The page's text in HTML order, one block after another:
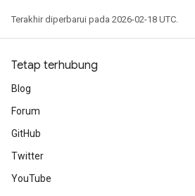
Terakhir diperbarui pada 2026-02-18 UTC.
Tetap terhubung
Blog
Forum
GitHub
Twitter
YouTube